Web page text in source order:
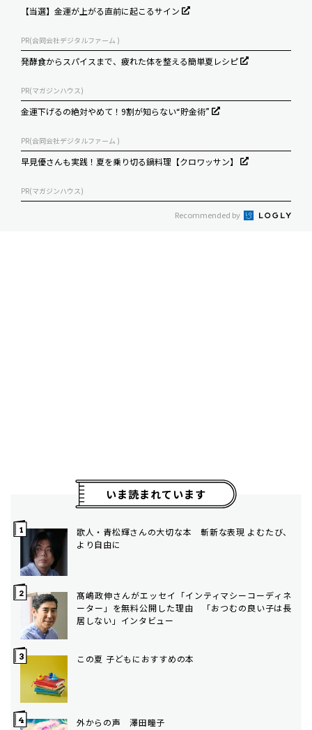
【当選】金運が上がる直前に起こるサイン
PR(合同会社デジタルファーム )
発酵食からスパイスまで、疲れた体を整える簡単夏レシピ
PR(マガジンハウス)
金運下げるの絶対やめて！9割が知らない“貯金術”
PR(合同会社デジタルファーム )
早見優さんも実践！夏を乗り切る鍋料理【クロワッサン】
PR(マガジンハウス)
Recommended by
いま読まれています
歌人・青松輝さんの大切な本 斬新な表現 よむたび、
より自由に
髙嶋政伸さんがエッセイ「インティマシーコーディネ
ーター」を無料公開した理由 「おつむの良い子は長
居しない」インタビュー
この夏 子どもにおすすめの本
外からの声 澤田瞳子